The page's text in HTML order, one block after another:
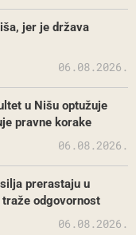
jer je država
06.08.2026.
u Nišu optužuje
pravne korake
06.08.2026.
prerastaju u
odgovornost
06.08.2026.